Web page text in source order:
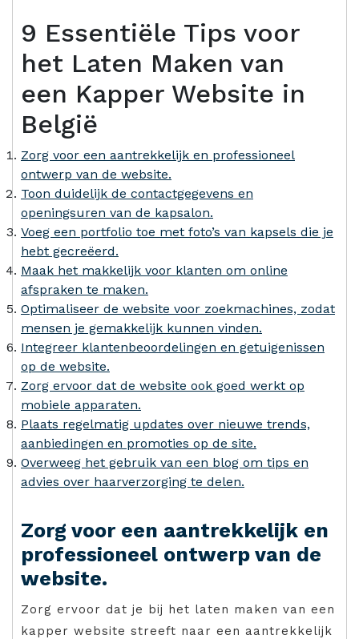
9 Essentiële Tips voor
het Laten Maken van
een Kapper Website in
België
Zorg voor een aantrekkelijk en professioneel
ontwerp van de website.
Toon duidelijk de contactgegevens en
openingsuren van de kapsalon.
Voeg een portfolio toe met foto’s van kapsels die je
hebt gecreëerd.
Maak het makkelijk voor klanten om online
afspraken te maken.
Optimaliseer de website voor zoekmachines, zodat
mensen je gemakkelijk kunnen vinden.
Integreer klantenbeoordelingen en getuigenissen
op de website.
Zorg ervoor dat de website ook goed werkt op
mobiele apparaten.
Plaats regelmatig updates over nieuwe trends,
aanbiedingen en promoties op de site.
Overweeg het gebruik van een blog om tips en
advies over haarverzorging te delen.
Zorg voor een aantrekkelijk en
professioneel ontwerp van de
website.
Zorg ervoor dat je bij het laten maken van een
kapper website streeft naar een aantrekkelijk